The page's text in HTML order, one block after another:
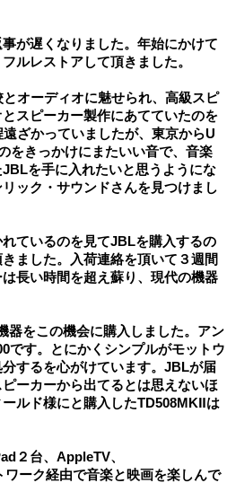
が遅くなりました。年始にかけて
ルレストアして頂きました。
オーディオに魅せられ、高級スピ
スピーカー製作にあてていたのを
ざかっていましたが、東京からU
をきっかけにまたいい音で、音楽
を手に入れたいと思うようにな
ック・サウンドさんを見つけまし
ているのを見てJBLを購入するの
ました。入荷連絡を頂いて３週間
長い時間を超え蘇り、現代の機器
器をこの機会に購入しました。アン
です。とにかくシンプルがモットウ
するを心がけています。JBLが届
ーカーから出てるとは思えないほ
ルド様にと購入したTD508MKⅡは
２台、AppleTV、
ーク経由で音楽と映画を楽しんで